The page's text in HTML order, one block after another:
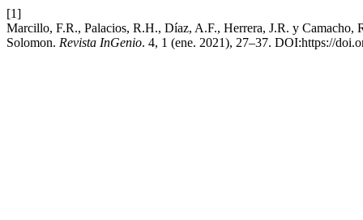
[1]
Marcillo, F.R., Palacios, R.H., Díaz, A.F., Herrera, J.R. y
Solomon. Revista InGenio. 4, 1 (ene. 2021), 27–37. DOI:https://